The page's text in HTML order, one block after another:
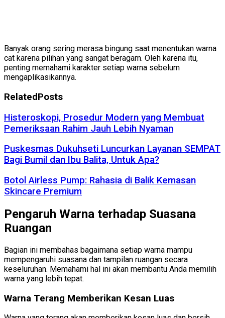
Banyak orang sering merasa bingung saat menentukan warna
cat karena pilihan yang sangat beragam. Oleh karena itu,
penting memahami karakter setiap warna sebelum
mengaplikasikannya.
RelatedPosts
Histeroskopi, Prosedur Modern yang Membuat
Pemeriksaan Rahim Jauh Lebih Nyaman
Puskesmas Dukuhseti Luncurkan Layanan SEMPAT
Bagi Bumil dan Ibu Balita, Untuk Apa?
Botol Airless Pump: Rahasia di Balik Kemasan
Skincare Premium
Pengaruh Warna terhadap Suasana
Ruangan
Bagian ini membahas bagaimana setiap warna mampu
mempengaruhi suasana dan tampilan ruangan secara
keseluruhan. Memahami hal ini akan membantu Anda memilih
warna yang lebih tepat.
Warna Terang Memberikan Kesan Luas